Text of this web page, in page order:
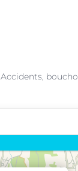
Accidents,